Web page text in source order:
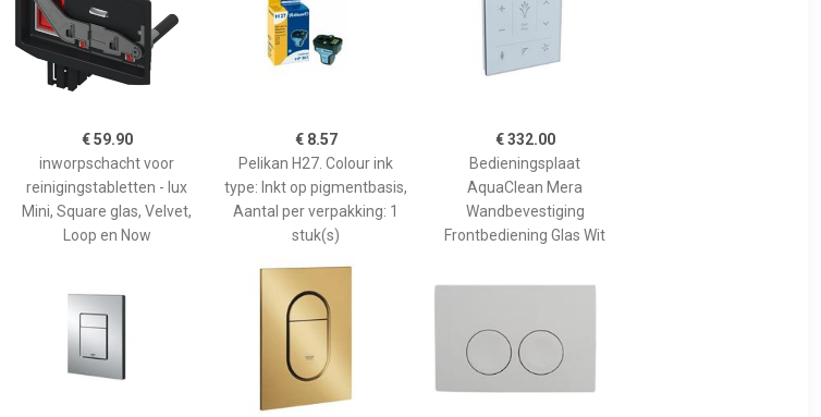
€ 59.90
inworpschacht voor
reinigingstabletten - lux
Mini, Square glas, Velvet,
Loop en Now
€ 8.57
Pelikan H27. Colour ink
type: Inkt op pigmentbasis,
Aantal per verpakking: 1
stuk(s)
€ 332.00
Bedieningsplaat
AquaClean Mera
Wandbevestiging
Frontbediening Glas Wit